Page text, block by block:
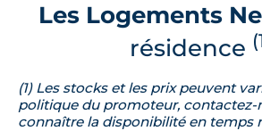
Les Logements
résidence
(1) Les stocks et les prix peuvent
politique du promoteur, contactez-
connaître la disponibilité en temps